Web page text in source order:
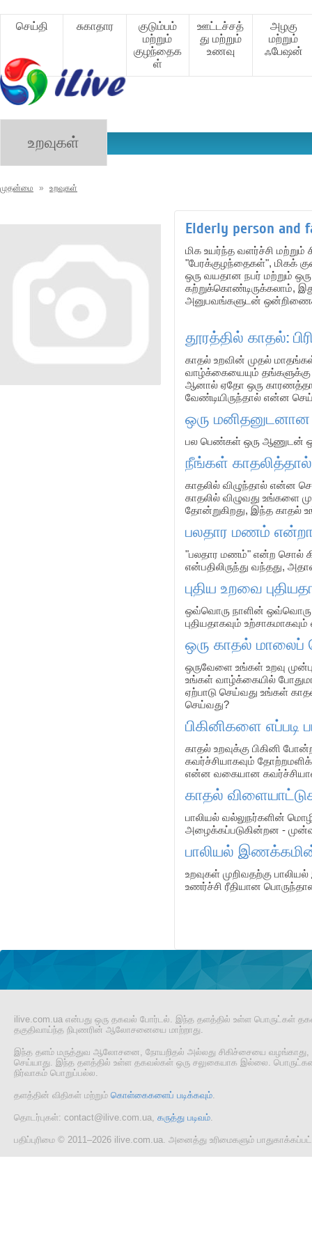
செய்தி சுகாதார
குடும்பம்
மற்றும்
குழந்தைக
ள்
ஊட்டச்சத்
து மற்றும்
உணவு
அழகு
மற்றும்
ஃபேஷன்
உறவுகள்
முதன்மை » உறவுகள்
Elderly person and
மிக உயர்ந்த வளர்ச்சி
"பேரக்குழந்தைகள்", மிகக்
ஒரு வயதான நபர் மற்றும்
கற்றுக்கொண்டிருக்கலாம்,
அனுபவங்களுடன்
தூரத்தில் காதல்:
காதல் உறவின் முதல்
வாழ்க்கையையும் தங்களுக்கு
ஆனால் ஏதோ ஒரு காரணத்தால்
வேண்டியிருந்தால் என்ன
ஒரு மனிதனுடனான
பல பெண்கள் ஒரு ஆணுடன் ஒரு
நீங்கள்
காதலில் விழுந்தால் என்ன
காதலில் விழுவது உங்களை
தோன்றுகிறது, இந்த காதல்
பலதார மணம்
"பலதார மணம்" என்ற சொல்
என்பதிலிருந்து வந்தது,
புதிய உறவை
ஒவ்வொரு நாளின் ஒவ்வொரு
புதியதாகவும்
ஒரு காதல் மாலைப்
ஒருவேளை உங்கள் உறவு
உங்கள் வாழ்க்கையில்
ஏற்பாடு செய்வது உங்கள்
செய்வது?
பிகினிகளை எப்படி
காதல் உறவுக்கு பிகினி
கவர்ச்சியாகவும்
என்ன வகையான கவர்ச்சியான
காதல்
பாலியல் வல்லுநர்களின்
அழைக்கப்படுகின்றன -
பாலியல்
உறவுகள் முறிவதற்கு
உணர்ச்சி ரீதியான
ilive.com.ua என்பது ஒரு தகவல் போர்டல். இந்த தளத்தில் உள்ள பொருட்கள்
தகுதிவாய்ந்த நிபுணரின் ஆலோசனையை மாற்றாது.
இந்த தளம் மருத்துவ ஆலோசனை, நோயறிதல் அல்லது சிகிச்சையை வழங்காது,
செய்யாது. இந்த தளத்தில் உள்ள தகவல்கள் ஒரு சலுகையாக இல்லை.
நிர்வாகம் பொறுப்பல்ல.
தளத்தின் விதிகள் மற்றும் கொள்கைகளைப் படிக்கவும்
தொடர்புகள்: contact@ilive.com.ua, கருத்து படிவம்
பதிப்புரிமை © 2011–2026 ilive.com.ua. அனைத்து உரிமைகளும்